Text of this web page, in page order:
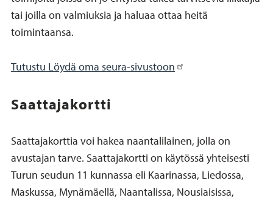
tai joilla on valmiuksia ja haluaa ottaa heitä
toimintaansa.
Tutustu Löydä oma seura-sivustoon
Saattajakortti
Saattajakorttia voi hakea naantalilainen, jolla on
avustajan tarve. Saattajakortti on käytössä yhteisesti
Turun seudun 11 kunnassa eli Kaarinassa, Liedossa,
Maskussa, Mynämäellä, Naantalissa, Nousiaisissa,